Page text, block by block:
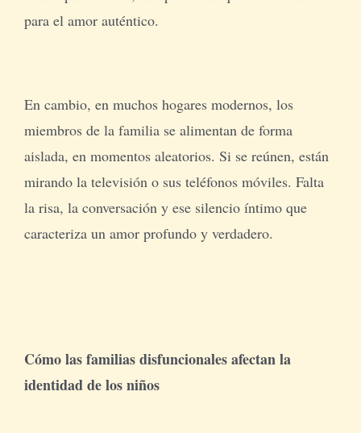
para el amor auténtico.
En cambio, en muchos hogares modernos, los
miembros de la familia se alimentan de forma
aislada, en momentos aleatorios. Si se reúnen, están
mirando la televisión o sus teléfonos móviles. Falta
la risa, la conversación y ese silencio íntimo que
caracteriza un amor profundo y verdadero.
Cómo las familias disfuncionales afectan la
identidad de los niños